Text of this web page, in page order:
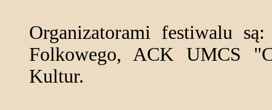
Organizatorami festiwalu
Folkowego, ACK UMCS
Kultur.